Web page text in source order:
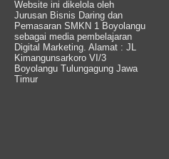
Website ini dikelola oleh
Jurusan Bisnis Daring dan
Pemasaran SMKN 1 Boyolangu
sebagai media pembelajaran
Digital Marketing. Alamat : JL
Kimangunsarkoro VI/3
Boyolangu Tulungagung Jawa
Timur